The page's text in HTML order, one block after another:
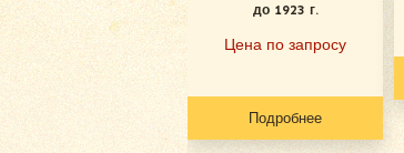
до 1923 г.
Цена по запросу
Подробнее